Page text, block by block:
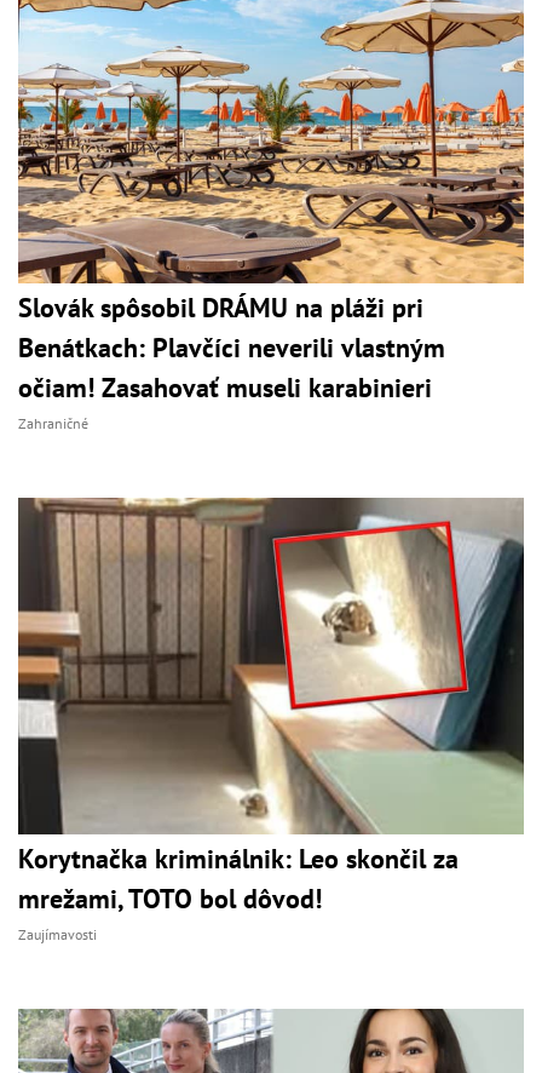
Slovák spôsobil DRÁMU na pláži pri
Benátkach: Plavčíci neverili vlastným
očiam! Zasahovať museli karabinieri
Zahraničné
Korytnačka kriminálnik: Leo skončil za
mrežami, TOTO bol dôvod!
Zaujímavosti